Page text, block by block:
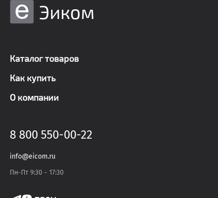
Эиком
Каталог товаров
Как купить
О компании
8 800 550-00-22
info@eicom.ru
Пн-Пт 9:30 - 17:30